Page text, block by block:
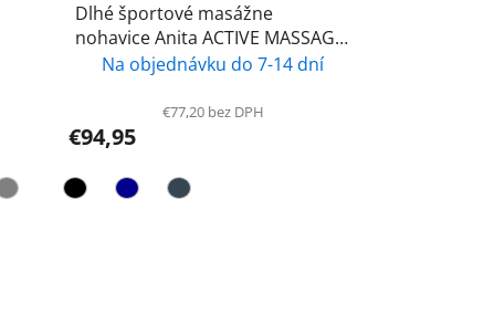
Dlhé športové masážne
nohavice Anita ACTIVE MASSAGE
1675Na objednávku do 7-14 dní
€77,20 bez DPH
€94,95